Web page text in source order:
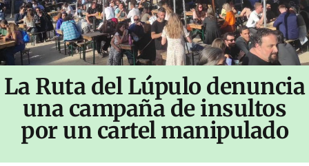
La Ruta del Lúpulo denuncia
una campaña de insultos
por un cartel manipulado